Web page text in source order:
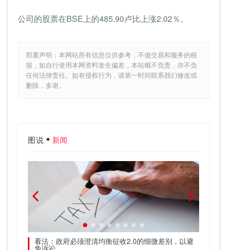
公司的股票在BSE上的485.90卢比上涨2.02％。
郑重声明：本网站所有信息仅供参考，不做交易和服务的根
据，如自行使用本网资料发生偏差，本站概不负责，亦不负
任何法律责任。如有侵权行为，请第一时间联系我们修改或
删除，多谢。
图说 新闻
看法：政府必须澄清均衡征收2.0的细微差别，以避
免诉讼